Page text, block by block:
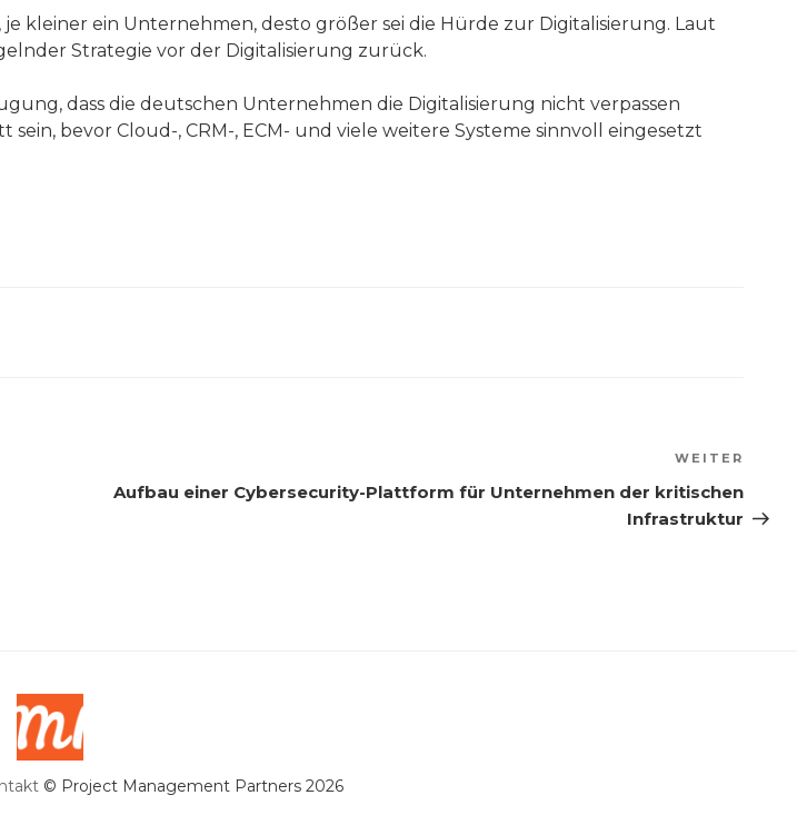
kleiner ein Unternehmen, desto größer sei die Hürde zur Digitalisierung. Laut
Strategie vor der Digitalisierung zurück.
dass die deutschen Unternehmen die Digitalisierung nicht verpassen
bevor Cloud-, CRM-, ECM- und viele weitere Systeme sinnvoll eingesetzt
WEITER
Aufbau einer Cybersecurity-Plattform für Unternehmen der kritischen
Infrastruktur
© Project Management Partners 2026